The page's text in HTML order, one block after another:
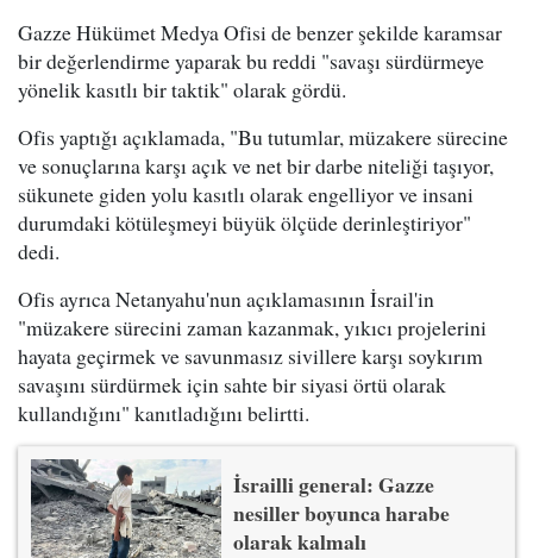
Gazze Hükümet Medya Ofisi de benzer şekilde karamsar
bir değerlendirme yaparak bu reddi "savaşı sürdürmeye
yönelik kasıtlı bir taktik" olarak gördü.
Ofis yaptığı açıklamada, "Bu tutumlar, müzakere sürecine
ve sonuçlarına karşı açık ve net bir darbe niteliği taşıyor,
sükunete giden yolu kasıtlı olarak engelliyor ve insani
durumdaki kötüleşmeyi büyük ölçüde derinleştiriyor"
dedi.
Ofis ayrıca Netanyahu'nun açıklamasının İsrail'in
"müzakere sürecini zaman kazanmak, yıkıcı projelerini
hayata geçirmek ve savunmasız sivillere karşı soykırım
savaşını sürdürmek için sahte bir siyasi örtü olarak
kullandığını" kanıtladığını belirtti.
İsrailli general: Gazze
nesiller boyunca harabe
olarak kalmalı